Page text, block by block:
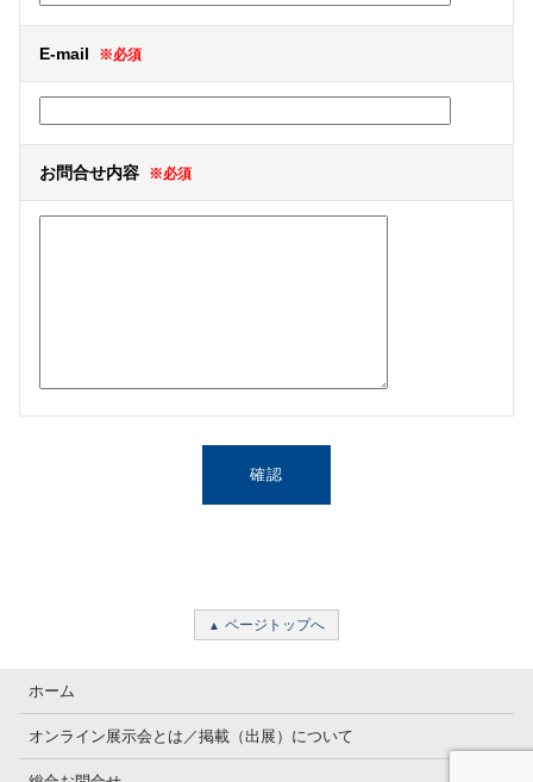
E-mail ※必須
お問合せ内容 ※必須
ページトップへ
ホーム
オンライン展示会とは／掲載（出展）について